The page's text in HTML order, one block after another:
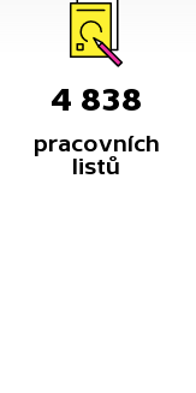
4 838
pracovních
listů